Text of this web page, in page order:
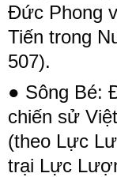
Đức Phong
Tiến trong
507).
● Sông Bé:
chiến sử
(theo Lực
trại Lực